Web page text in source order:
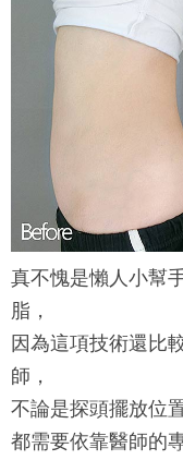
真不愧是懶人小幫
脂 ，
因為這項技術還比
師，
不論是探頭擺放位
都需要依靠醫師的